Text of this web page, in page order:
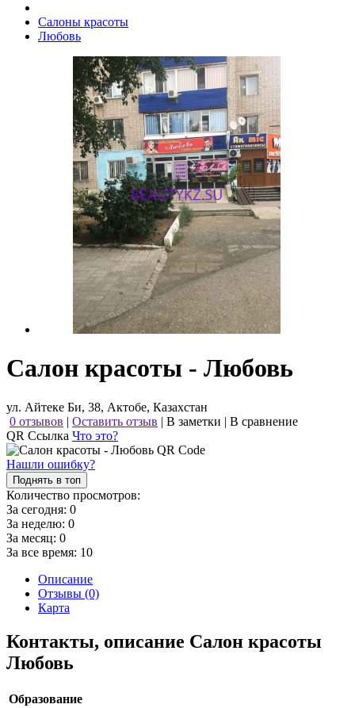
Салоны красоты
Любовь
Салон красоты - Любовь
ул. Айтеке Би, 38, Актобе, Казахстан
0 отзывов | Оставить отзыв | В заметки | В сравнение
QR Ссылка Что это?
Нашли ошибку?
Поднять в топ
Количество просмотров:
За сегодня: 0
За неделю: 0
За месяц: 0
За все время: 10
Описание
Отзывы (0)
Карта
Контакты, описание Салон красоты
Любовь
Образование